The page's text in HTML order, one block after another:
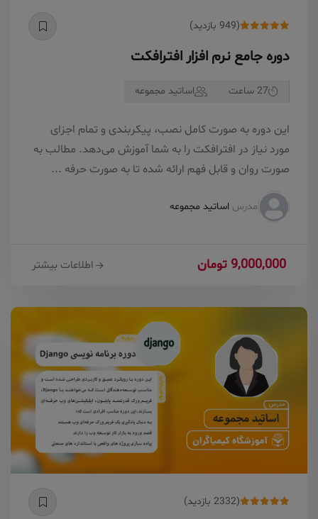
(949 بازدید)
دوره جامع نرم افزار افترافکت
27 ساعت اساتید مجموعه
این دوره به صورت کامل نصب، پیکربندی و تمام اجزای
مورد نیاز در افترافکت را به شما آموزش می‌دهد. مطالب به
صورت روان و قابل فهم ارائه شده تا به صورت حرفه ...
مدرس اساتید مجموعه
9,000,000 تومان اطلاعات بیشتر
(2332 بازدید)